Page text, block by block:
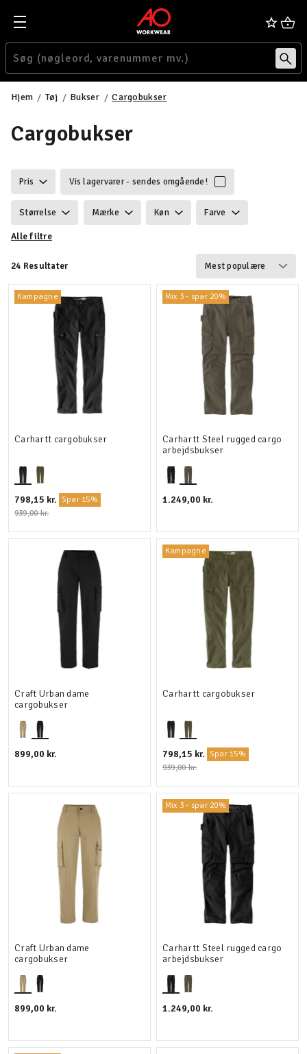
Hjem Tøj Bukser Cargobukser
Cargobukser
Pris Vis lagervarer - sendes omgående!
Størrelse Mærke Køn Farve
Ansvarlighed
Alle filtre
24 Resultater
Kampagne
Carhartt cargobukser
798,15 kr. Spar 15%
939,00 kr.
Mix 3 - spar 20%
Carhartt Steel rugged cargo
arbejdsbukser
1.249,00 kr.
Craft Urban dame
cargobukser
899,00 kr.
Kampagne
Carhartt cargobukser
798,15 kr. Spar 15%
939,00 kr.
Craft Urban dame
cargobukser
899,00 kr.
Mix 3 - spar 20%
Carhartt Steel rugged cargo
arbejdsbukser
1.249,00 kr.